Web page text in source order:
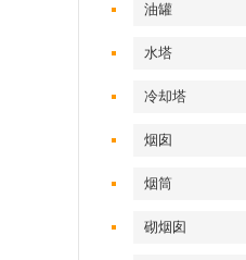
油罐
水塔
冷却塔
烟囱
烟筒
砌烟囱